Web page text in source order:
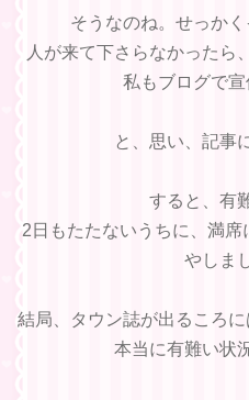
そうなのね。せっかく
人が来て下さらなかったら
私もブログで宣
と、思い、記事
すると、有
2日もたたないうちに、満
やしま
結局、タウン誌が出るころ
本当に有難い状